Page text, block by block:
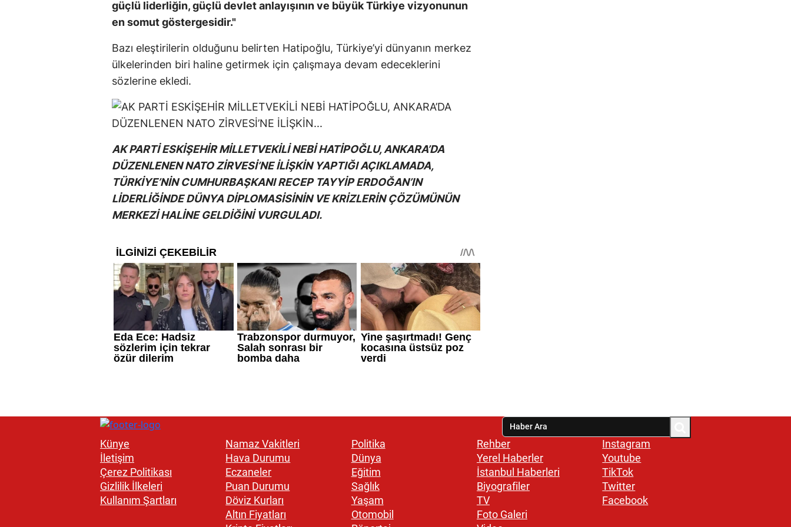
güçlü liderliğin, güçlü devlet anlayışının ve büyük Türkiye vizyonunun
en somut göstergesidir."
Bazı eleştirilerin olduğunu belirten Hatipoğlu, Türkiye’yi dünyanın merkez
ülkelerinden biri haline getirmek için çalışmaya devam edeceklerini
sözlerine ekledi.
AK PARTİ ESKİŞEHİR MİLLETVEKİLİ NEBİ HATİPOĞLU, ANKARA’DA
DÜZENLENEN NATO ZİRVESİ’NE İLİŞKİN YAPTIĞI AÇIKLAMADA,
TÜRKİYE’NİN CUMHURBAŞKANI RECEP TAYYİP ERDOĞAN’IN
LİDERLİĞİNDE DÜNYA DİPLOMASİSİNİN VE KRİZLERİN ÇÖZÜMÜNÜN
MERKEZİ HALİNE GELDİĞİNİ VURGULADI.
Künye
İletişim
Çerez Politikası
Gizlilik İlkeleri
Kullanım Şartları
Namaz Vakitleri
Hava Durumu
Eczaneler
Puan Durumu
Döviz Kurları
Altın Fiyatları
Politika
Dünya
Eğitim
Sağlık
Yaşam
Otomobil
Rehber
Yerel Haberler
İstanbul Haberleri
Biyografiler
TV
Foto Galeri
Instagram
Youtube
TikTok
Twitter
Facebook